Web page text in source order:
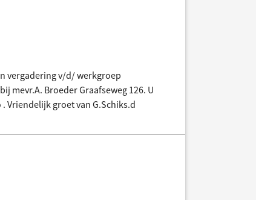
vergadering v/d/ werkgroep
mevr.A. Broeder Graafseweg 126. U
Vriendelijk groet van G.Schiks.d